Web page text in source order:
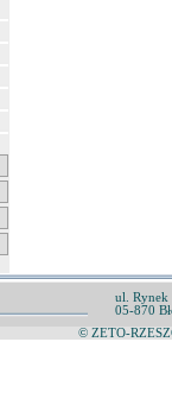
ul. Rynek
05-870
© ZETO-